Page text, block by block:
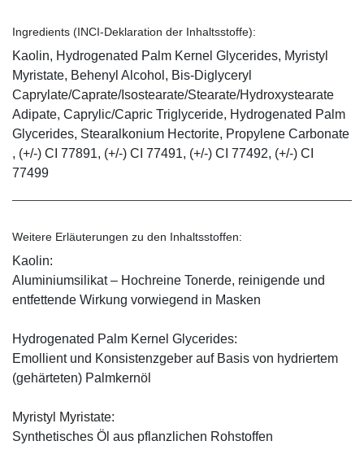
Ingredients (INCI-Deklaration der Inhaltsstoffe):
Kaolin, Hydrogenated Palm Kernel Glycerides, Myristyl
Myristate, Behenyl Alcohol, Bis-Diglyceryl
Caprylate/Caprate/Isostearate/Stearate/Hydroxystearate
Adipate, Caprylic/Capric Triglyceride, Hydrogenated Palm
Glycerides, Stearalkonium Hectorite, Propylene Carbonate
, (+/-) CI 77891, (+/-) CI 77491, (+/-) CI 77492, (+/-) CI
77499
Weitere Erläuterungen zu den Inhaltsstoffen:
Kaolin:
Aluminiumsilikat – Hochreine Tonerde, reinigende und
entfettende Wirkung vorwiegend in Masken
Hydrogenated Palm Kernel Glycerides:
Emollient und Konsistenzgeber auf Basis von hydriertem
(gehärteten) Palmkernöl
Myristyl Myristate:
Synthetisches Öl aus pflanzlichen Rohstoffen